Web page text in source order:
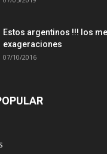
Estos argentinos !!! los
exageraciones
07/10/2016